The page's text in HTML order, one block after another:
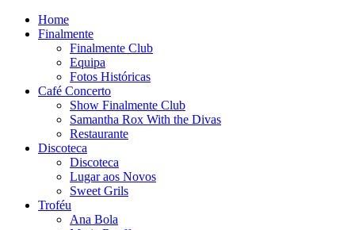
Home
Finalmente
Finalmente Club
Equipa
Fotos Históricas
Café Concerto
Show Finalmente Club
Samantha Rox With the Divas
Restaurante
Discoteca
Discoteca
Lugar aos Novos
Sweet Grils
Troféu
Ana Bola